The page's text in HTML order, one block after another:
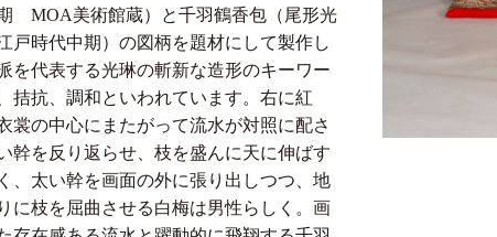
MOA美術館蔵）と千羽鶴香包（尾形光
時代中期）の図柄を題材にして製作し
を代表する光琳の斬新な造形のキーワー
拮抗、調和といわれています。右に紅
裳の中心にまたがって流水が対照に配さ
幹を反り返らせ、枝を盛んに天に伸ばす
、太い幹を画面の外に張り出しつつ、地
に枝を屈曲させる白梅は男性らしく。画